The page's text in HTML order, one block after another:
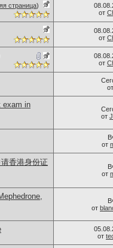
страница)
от
от
от
от
exam in
от
от
香港身份证
от
от
от